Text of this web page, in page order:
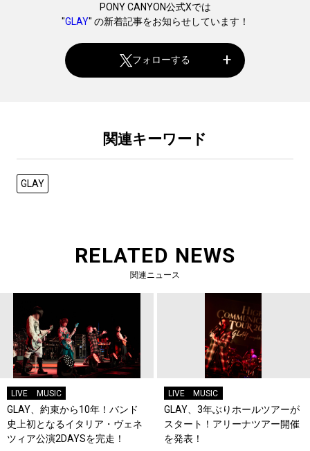
PONY CANYON公式Xでは
"GLAY" の新着記事をお知らせしています！
フォローする
関連キーワード
GLAY
RELATED NEWS
関連ニュース
LIVE MUSIC
GLAY、約束から10年！バンド
史上初となるイタリア・ヴェネ
ツィア公演2DAYSを完走！
LIVE MUSIC
GLAY、3年ぶりホールツアーが
スタート！アリーナツアー開催
を発表！